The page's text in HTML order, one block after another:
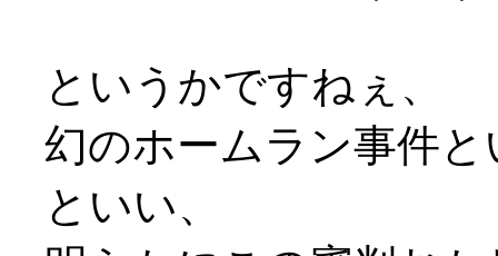
というかですねぇ、
幻のホームラン事件
といい、